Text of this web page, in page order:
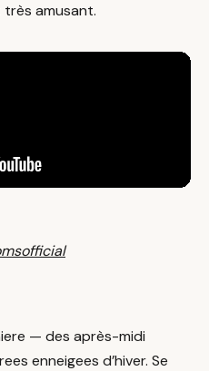
amusant.
— des après-midi
enneigees d’hiver. Se